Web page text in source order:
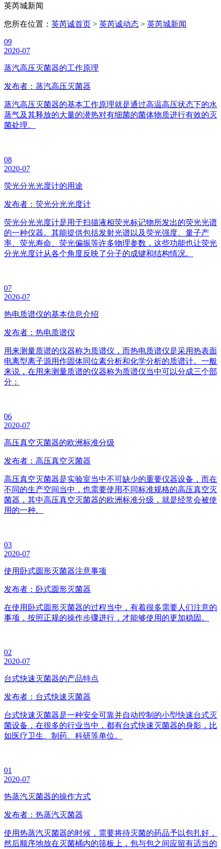
英芮城新闻
您所在位置： 英芮诚首页 > 英芮诚动态 > 英芮城新闻
09
2020-07
蒸汽高压灭菌器的工作原理
发布者：蒸汽高压灭菌器
蒸汽高压灭菌器的基本工作原理就是通过高温高压状态下的水
蒸气及其释放的大量的潜热对有细菌的菌体物质进行有效的灭
菌处理。
08
2020-07
荧光分光光度计的用途
发布者：荧光分光光度计
荧光分光光度计是用于扫描液相荧光标记物所发出的荧光光谱
的一种仪器。其能提供包括发射光谱以及荧光强度、量子产
率、荧光寿命、荧光偏振等许多物理参数，这些功能也让荧光
分光光度计从各个角度反映了分子的成键和结构情况。
07
2020-07
热电质谱仪的基本信息介绍
发布者：热电质谱仪
用来测量质谱的仪器称为质谱仪，而热电质谱仪是采用热表面
电离型离子源用作固体同位素分析和化学分析的质谱计。一般
来说，在用来测量质谱的仪器称为质谱仪当中可以分成三个部
分：
06
2020-07
高压真空灭菌器的欧洲标准分级
发布者：高压真空灭菌器
高压真空灭菌器是实验室当中不可缺少的重要仪器设备，而在
不同的生产空间当中，也需要使用不同标准规格的高压真空灭
菌器，其中高压真空灭菌器的欧洲标准分级，就是经常会被使
用的一种。
03
2020-07
使用卧式圆形灭菌器注意事项
发布者：卧式圆形灭菌器
在使用卧式圆形灭菌器的过程当中，有着很多需要人们注意的
事项，按照正规的操作步骤进行，才能够使用的更加稳固。
02
2020-07
台式快速灭菌器的产品特点
发布者：台式快速灭菌器
台式快速灭菌器是一种安全可靠并自动控制的小型快速台式灭
菌设备，在很多的行业当中，都有台式快速灭菌器的身影，比
如医疗卫生、制药、科研等单位。
01
2020-07
热蒸汽灭菌器的操作方式
发布者：热蒸汽灭菌器
使用热蒸汽灭菌器的时候，需要将待灭菌的药品予以包扎好，
然后顺序地放在灭菌桶内的筛板上，包与包之间应留有适当的